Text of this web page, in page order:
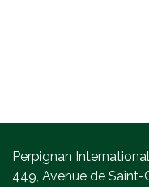
Perpignan
449, Avenue de Saint-